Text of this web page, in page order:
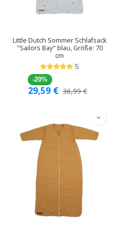
Little Dutch Sommer Schlafsack
"Sailors Bay" blau, Größe: 70
cm
5
-20%
29,59 € 36,99€